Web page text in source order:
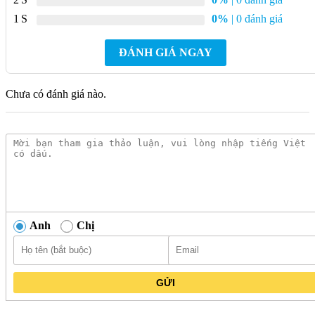
Bồn Nhựa ĐT BNDTNM5000Đ Thế Hệ Mới Đứng được thiết kế
dạng đứng, giúp tiết kiệm không gian lắp đặt
1
0% | 0 đánh giá
ĐÁNH GIÁ NGAY
Chưa có đánh giá nào.
Anh Chị
GỬI